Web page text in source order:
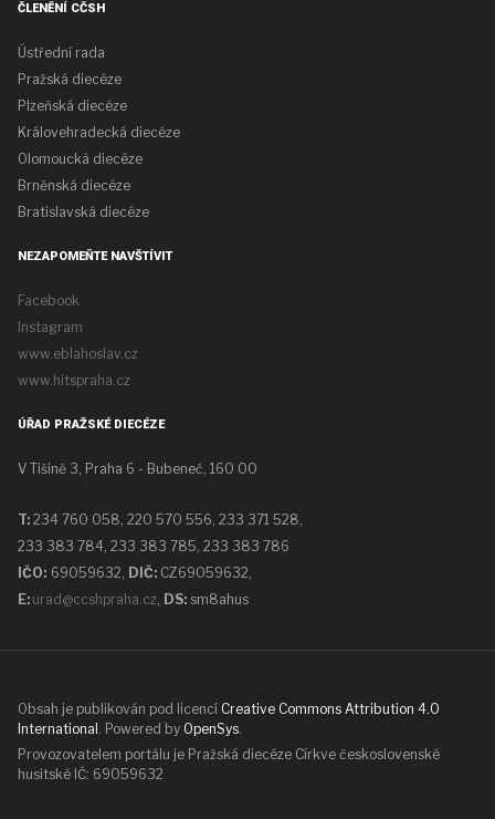
ČLENĚNÍ CČSH
Ústřední rada
Pražská diecéze
Plzeňská diecéze
Královehradecká diecéze
Olomoucká diecéze
Brněnská diecéze
Bratislavská diecéze
NEZAPOMEŇTE NAVŠTÍVIT
Facebook
Instagram
www.eblahoslav.cz
www.hitspraha.cz
ÚŘAD PRAŽSKÉ DIECÉZE
V Tišině 3, Praha 6 - Bubeneč, 160 00
T: 234 760 058, 220 570 556, 233 371 528,
233 383 784, 233 383 785, 233 383 786
IČO: 69059632, DIČ: CZ69059632,
E: urad@ccshpraha.cz, DS: sm8ahus
Obsah je publikován pod licencí Creative Commons Attribution 4.0
International . Powered by OpenSys.
Provozovatelem portálu je Pražská diecéze Církve československé
husitské IČ: 69059632